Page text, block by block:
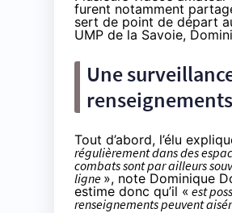
furent notamment
sert de point de départ
UMP de la Savoie,
Une
renseignements
Tout d’abord, l’élu
régulièrement dans des
combats sont par ailleurs
ligne », note Dominique
estime donc qu’il « est
renseignements peuvent